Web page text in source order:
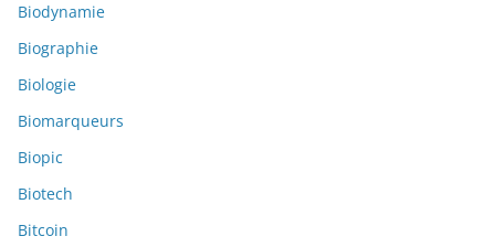
Biodynamie
Biographie
Biologie
Biomarqueurs
Biopic
Biotech
Bitcoin